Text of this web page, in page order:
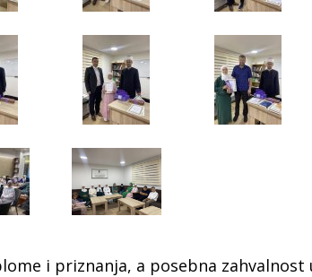
i priznanja, a posebna zahvalnost